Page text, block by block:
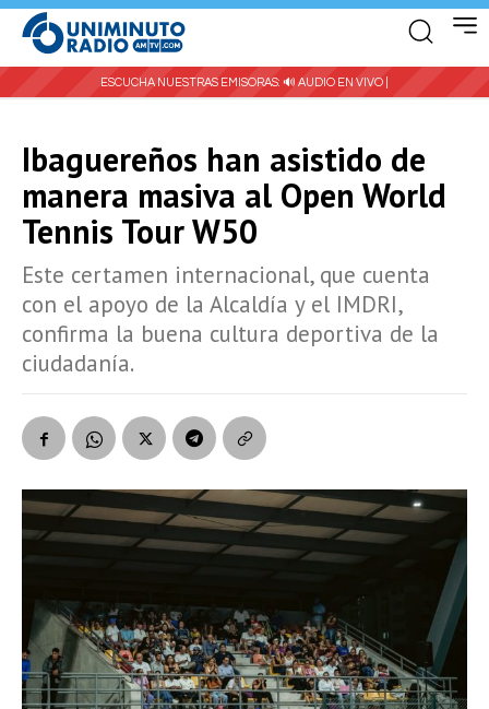
ESCUCHA NUESTRAS EMISORAS: 🔊 AUDIO EN VIVO |
Ibaguereños han asistido de
manera masiva al Open World
Tennis Tour W50
Este certamen internacional, que cuenta
con el apoyo de la Alcaldía y el IMDRI,
confirma la buena cultura deportiva de la
ciudadanía.